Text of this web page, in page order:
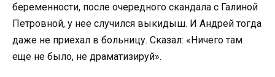
беременности, после очередного скандала с Галиной
Петровной, у нее случился выкидыш. И Андрей тогда
даже не приехал в больницу. Сказал: «Ничего там
еще не было, не драматизируй».